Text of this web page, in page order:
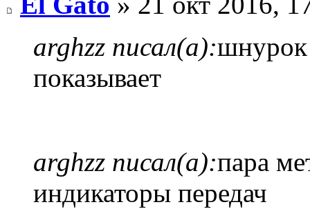
arghzz писал(а):
показывает
arghzz писал(а):пара
индикаторы передач